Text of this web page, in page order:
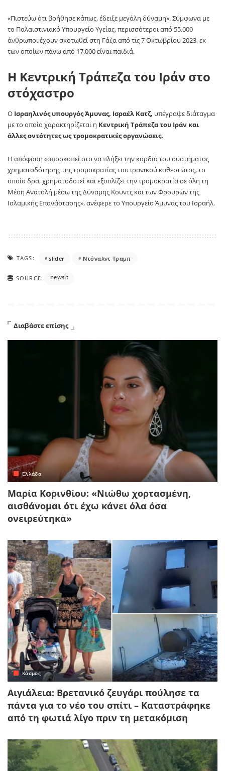
«Πιστεύω ότι βοήθησε κάπως, έδειξε μεγάλη δύναμη». Σύμφωνα με
το Παλαιστινιακό Υπουργείο Υγείας, περισσότεροι από 55.000
άνθρωποι έχουν σκοτωθεί στη Γάζα από τις 7 Οκτωβρίου 2023, εκ
των οποίων πάνω από 17.000 είναι παιδιά.
Η Κεντρική Τράπεζα του Ιράν στο
στόχαστρο
Ο Ισραηλινός υπουργός Άμυνας, Ισραέλ Κατζ, υπέγραψε διάταγμα
με το οποίο χαρακτηρίζεται η Κεντρική Τράπεζα του Ιράν και
άλλες οντότητες ως τρομοκρατικές οργανώσεις.
Η απόφαση «αποσκοπεί στο να πλήξει την καρδιά του συστήματος
χρηματοδότησης της τρομοκρατίας του ιρανικού καθεστώτος, το
οποίο δρα, χρηματοδοτεί και εξοπλίζει την τρομοκρατία σε όλη τη
Μέση Ανατολή μέσω της Δύναμης Κουντς και των Φρουρών της
Ισλαμικής Επανάστασης», ανέφερε το Υπουργείο Άμυνας του Ισραήλ.
TAGS: slider Ντόναλντ Τραμπ
SOURCE: newsit
Διαβάστε επίσης
Ελλάδα
Μαρία Κορινθίου: «Νιώθω χορτασμένη,
αισθάνομαι ότι έχω κάνει όλα όσα
ονειρεύτηκα»
Κόσμος
Αιγιάλεια: Βρετανικό ζευγάρι πούλησε τα
πάντα για το νέο του σπίτι – Καταστράφηκε
από τη φωτιά λίγο πριν τη μετακόμιση